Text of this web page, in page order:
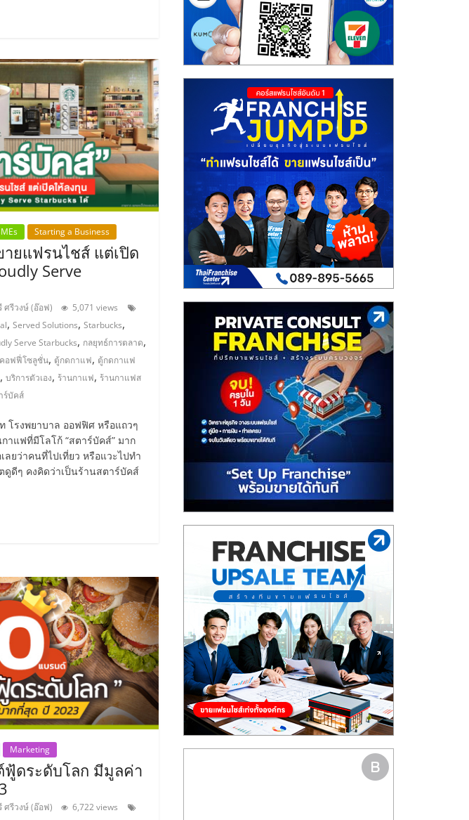
Starting a Business
ายแฟรนไชส์ แต่เปิด
Serve
รีวงษ์ (อ๊อฟ)
5,071 views
,Served Solutions,Starbucks,
Serve Starbucks, กลยุทธ์การตลาด,
คอฟฟี่โซลูชั่น, ตู้กดกาแฟ, ตู้กดกาแฟ
,บริการตัวเอง, ร้านกาแฟ, ร้านกาแฟส
ร์บัคส์
โรงพยาบาล ออฟฟิศ หรือแถวๆ
าแฟที่มีโลโก้ “สตาร์บัคส์” มาก
ลยว่าคนที่ไปเที่ยว หรือแวะไปทำ
ดูดีๆ คงคิดว่าเป็นร้านสตาร์บัคส์
Marketing
ดระดับโลก มีมูลค่า
รีวงษ์ (อ๊อฟ)
6,722 views